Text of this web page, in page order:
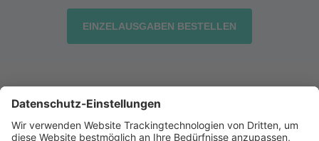
EINZELAUSGABEN BESTELLEN